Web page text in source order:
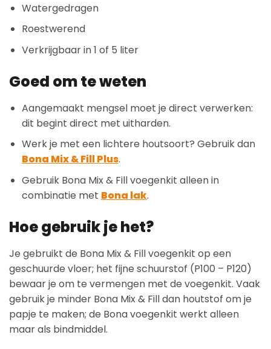
Watergedragen
Roestwerend
Verkrijgbaar in 1 of 5 liter
Goed om te weten
Aangemaakt mengsel moet je direct verwerken:
dit begint direct met uitharden.
Werk je met een lichtere houtsoort? Gebruik dan
Bona Mix & Fill Plus.
Gebruik Bona Mix & Fill voegenkit alleen in
combinatie met Bona lak.
Hoe gebruik je het?
Je gebruikt de Bona Mix & Fill voegenkit op een
geschuurde vloer; het fijne schuurstof (P100 – P120)
bewaar je om te vermengen met de voegenkit. Vaak
gebruik je minder Bona Mix & Fill dan houtstof om je
papje te maken; de Bona voegenkit werkt alleen
maar als bindmiddel.